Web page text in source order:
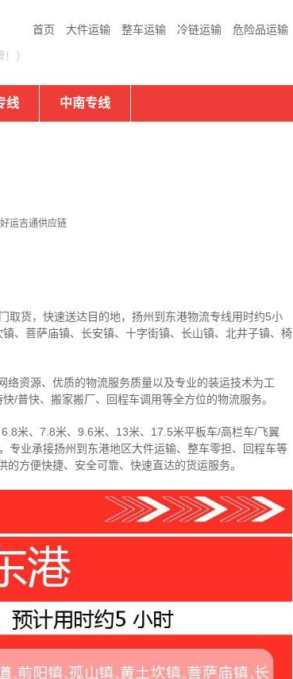
首页 大件运输 整车运输 冷链运输 危险品运输
）
线 中南专线
运吉通供应链
取货，快速送达目的地，扬州到东港物流专线用时约5小
、菩萨庙镇、长安镇、十字街镇、长山镇、北井子镇、椅
资源、优质的物流服务质量以及专业的装运技术为工
/普快、搬家搬厂、回程车调用等全方位的物流服务。
米、7.8米、9.6米、13米、17.5米平板车/高栏车/飞翼
专业承接扬州到东港地区大件运输、整车零担、回程车等
方便快捷、安全可靠、快速直达的货运服务。